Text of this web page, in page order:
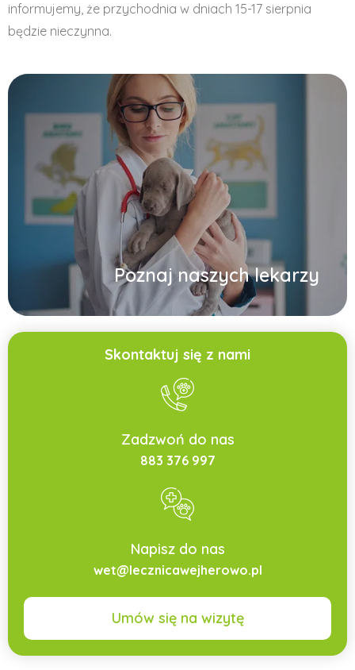
informujemy, że przychodnia w dniach 15-17 sierpnia
będzie nieczynna.
Poznaj naszych lekarzy
Skontaktuj się z nami
Zadzwoń do nas
883 376 997
Napisz do nas
wet@lecznicawejherowo.pl
Umów się na wizytę